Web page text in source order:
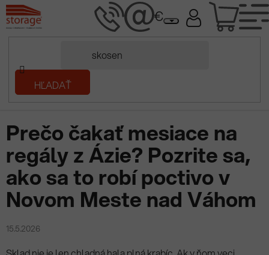
Prejsť
na
obsah
HĽADAŤ
Domov
Prečítaj si/Prečo čakať mesiace na regály z Ázie? Pozrite sa, ako
sa to robí poctivo v Novom Meste nad Váhom
Prečo čakať mesiace na
regály z Ázie? Pozrite sa,
ako sa to robí poctivo v
Novom Meste nad Váhom
15.5.2026